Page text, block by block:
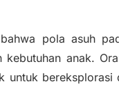
pola asuh
kebutuhan anak.
untuk